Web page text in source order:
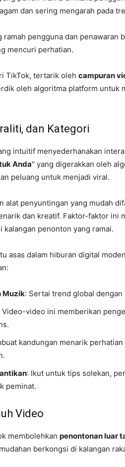
dan sering mengarah pada
ramah pengguna dan penawaran
mencuri perhatian.
TikTok, tertarik oleh campuran
oleh algoritma platform untuk
dan Kategori
intuitif menyederhanakan
Anda" yang digerakkan oleh
peluang untuk menjadi viral.
alat penyuntingan yang mudah
dan kreatif. Faktor-faktor ini
penonton yang ramai.
asas dalam hiburan digital
Muzik: Sertai trend global
Video-video ini memberikan
kandungan menarik
: Ikut untuk tips solekan,
peminat.
Video
membolehkan penontonan luar
berkongsi di kalangan